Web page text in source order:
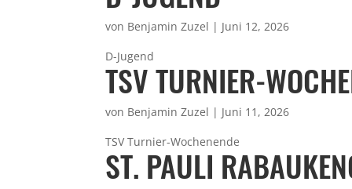
von Benjamin Zuzel | Juni 12, 2026
D-Jugend
TSV TURNIER-
von Benjamin Zuzel | Juni 11, 2026
TSV Turnier-Wochenende
ST. PAULI